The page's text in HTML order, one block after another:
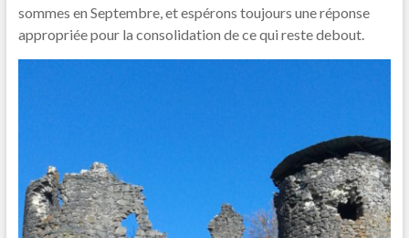
sommes en Septembre, et espérons toujours une réponse
appropriée pour la consolidation de ce qui reste debout.